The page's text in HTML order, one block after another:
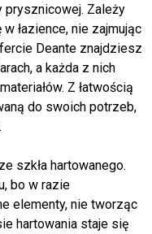
prysznicowej. Zależy
łazience, nie zajmując
Deante znajdziesz
a każda z nich
Z łatwością
do swoich potrzeb,
szkła hartowanego.
bo w razie
elementy, nie tworząc
hartowania staje się